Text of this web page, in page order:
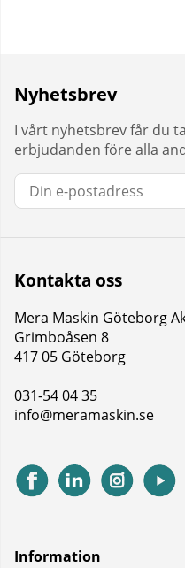
Nyhetsbrev
I vårt nyhetsbrev får du
erbjudanden före alla
E-post:
Kontakta oss
Mera Maskin Göteborg
Grimboåsen 8
417 05 Göteborg
031-54 04 35
info@meramaskin.se
Information